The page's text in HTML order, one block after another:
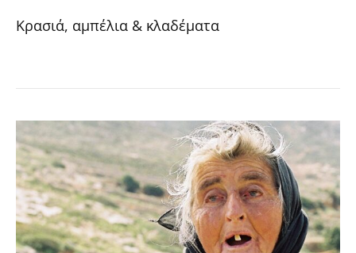
Κρασιά, αμπέλια & κλαδέματα